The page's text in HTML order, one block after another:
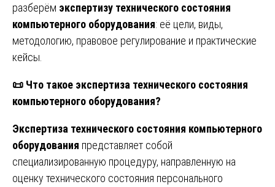
разберём экспертизу технического состояния
компьютерного оборудования: её цели, виды,
методологию, правовое регулирование и практические
кейсы.
📜 Что такое экспертиза технического состояния
компьютерного оборудования?
Экспертиза технического состояния компьютерного
оборудования представляет собой
специализированную процедуру, направленную на
оценку технического состояния персонального